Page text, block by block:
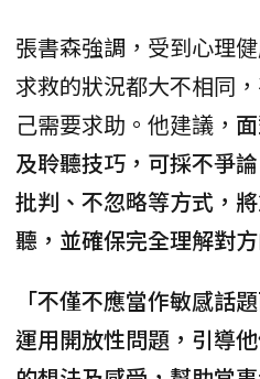
張書森強調，受到心理
求救的狀況都大不相同
己需要求助。他建議，
及聆聽技巧，可採不爭
批判、不忽略等方式，
聽，並確保完全理解對
「不僅不應當作敏感話
運用開放性問題，引導